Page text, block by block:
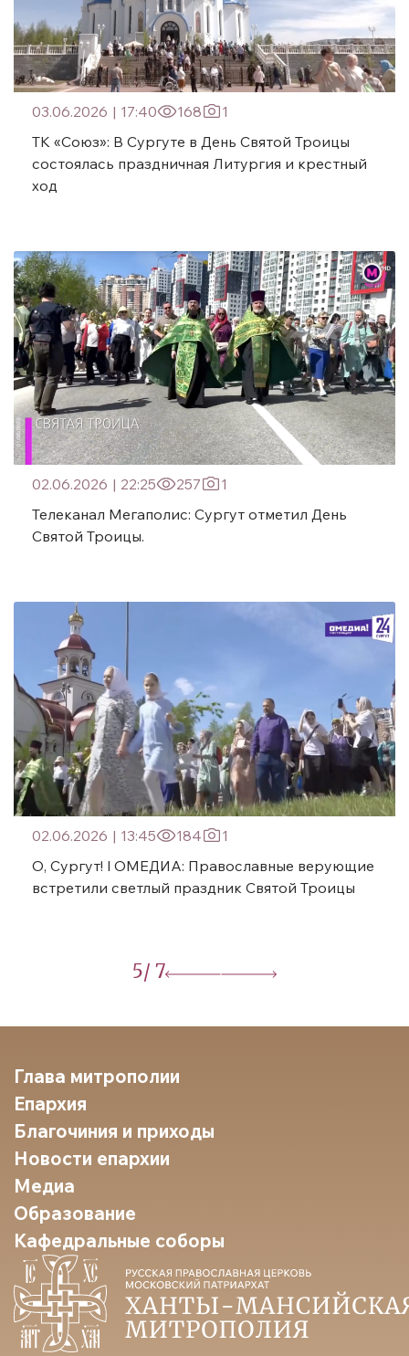
03.06.2026 | 17:40 168
1
ТК «Союз»: В Сургуте в День Святой Троицы
состоялась праздничная Литургия и крестный
ход
02.06.2026 | 22:25 257
1
Телеканал Мегаполис: Сургут отметил День
Святой Троицы.
02.06.2026 | 13:45 184
1
О, Сургут! l ОМЕДИА: Православные верующие
встретили светлый праздник Святой Троицы
5/ 7
Глава митрополии
Епархия
Благочиния и приходы
Новости епархии
Медиа
Образование
Кафедральные соборы